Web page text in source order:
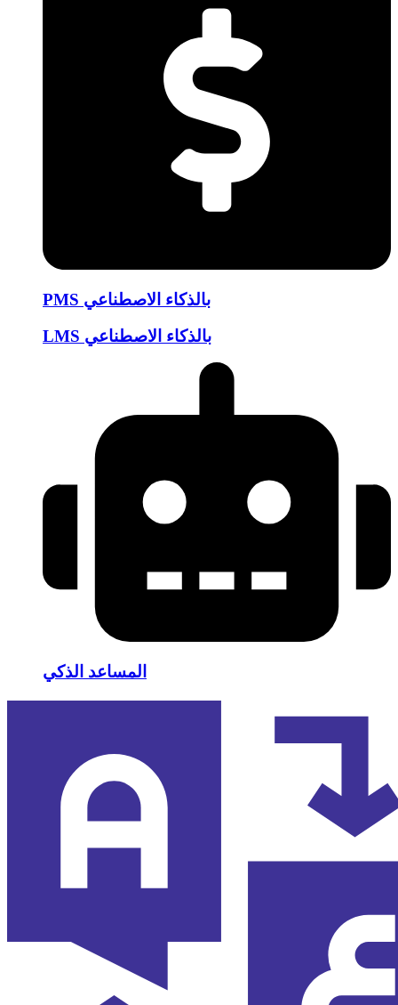
PMS بالذكاء الاصطناعي
LMS بالذكاء الاصطناعي
المساعد الذكي